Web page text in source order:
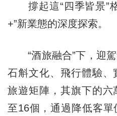
撐起這“四季皆景”
+”新業態的深度探索。
“酒旅融合”下，迎駕
石斛文化、飛行體驗
旅遊矩陣，其旗下的
至16個，通過降低客單